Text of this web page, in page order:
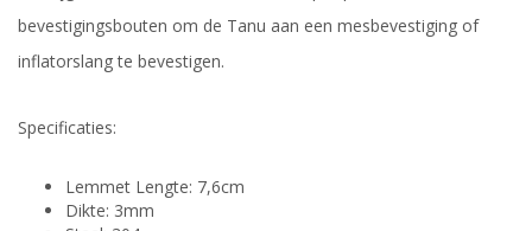
bevestigingsbouten om de Tanu aan een mesbevestiging of
inflatorslang te bevestigen.
Specificaties:
Lemmet Lengte: 7,6cm
Dikte: 3mm